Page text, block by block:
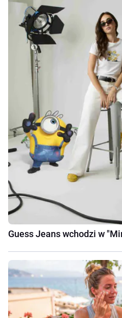
Guess Jeans wchodzi w